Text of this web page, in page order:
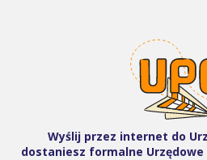
Wyślij przez internet do
dostaniesz formalne Urzędowe